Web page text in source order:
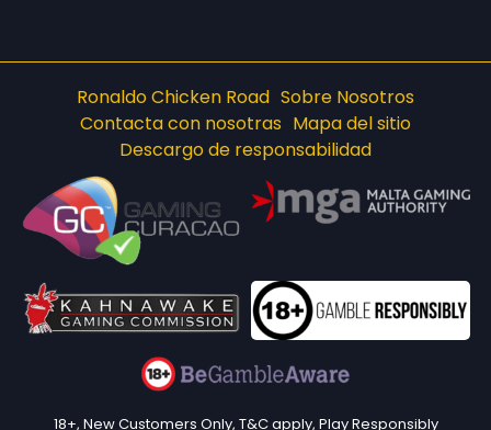
Ronaldo Chicken Road Sobre Nosotros
Contacta con nosotras Mapa del sitio
Descargo de responsabilidad
18+, New Customers Only, T&C apply, Play Responsibly